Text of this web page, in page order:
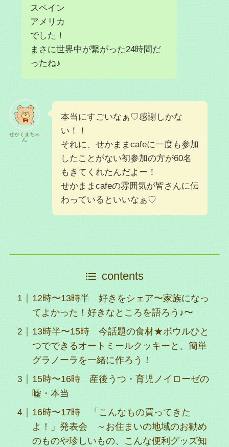
スペイン
アメリカ
でした！
まさに世界中が繋がった24時間だ
ったね♪
せかくまちゃ
ん
本当にすごいなぁ♡感謝しかな
い！！
それに、せかままcafeに一度も参加
したことがない初参加の方が60名
もきてくれたんだよー！
せかままcafeの雰囲気が皆さんに伝
わっているといいなぁ♡
contents
12時〜13時半 好きをシェア〜家族になっ
てよかった！好きなところを語ろう♪〜
13時半〜15時 今話題の食材★ボウルひと
つでできるオートミールクッキーと、簡単
グラノーラを一緒に作ろう！
15時〜16時 産後うつ・育児ノイローゼの
嘘・本当
16時〜17時 「こんなもの買ってきた
よ！」発表会 ～お住まいの地域のお勧め
のものや珍しいもの、こんな便利グッズ知